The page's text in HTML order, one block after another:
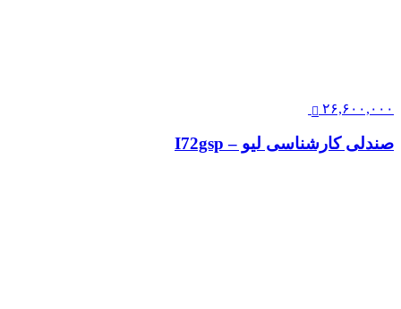
۲۶,۶۰۰,۰۰۰
صندلی کارشناسی لیو – I72gsp